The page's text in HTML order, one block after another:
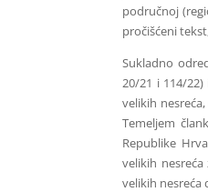
područnoj
pročišćeni
Sukladno
20/21 i 114/
velikih
Temeljem
Republike
velikih
velikih nesreća